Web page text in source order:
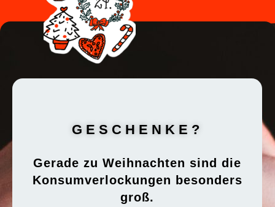
GESCHENKE?
Gerade zu Weihnachten sind die
Konsumverlockungen besonders
groß.